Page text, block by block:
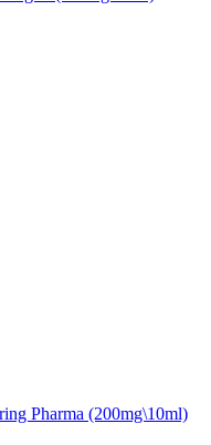
Pharma (200mg\10ml)